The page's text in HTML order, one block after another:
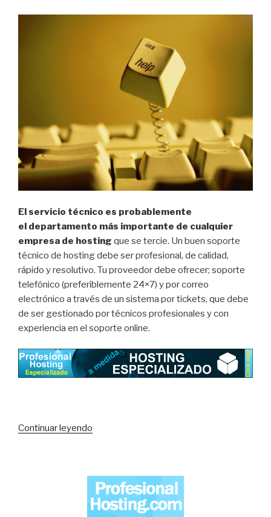
El servicio técnico es probablemente
el departamento más importante de cualquier
empresa de hosting que se tercie. Un buen soporte
técnico de hosting debe ser profesional, de calidad,
rápido y resolutivo. Tu proveedor debe ofrecer; soporte
telefónico (preferiblemente 24×7) y por correo
electrónico a través de un sistema por tickets, que debe
de ser gestionado por técnicos profesionales y con
experiencia en el soporte online.
Continuar leyendo
Administrado?»